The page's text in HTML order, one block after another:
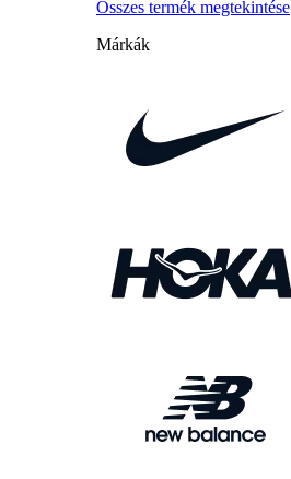
Összes termék megtekintése
Márkák